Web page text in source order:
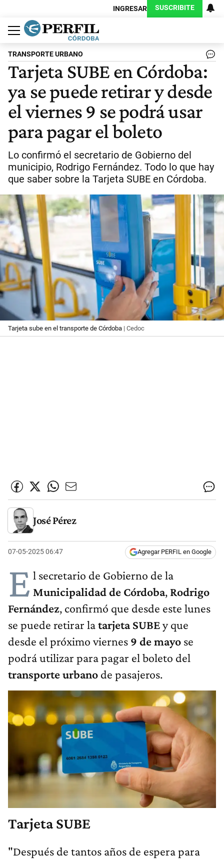
INGRESAR SUSCRIBITE
Política
Economía
Judiciales
Sociedad
Cultura
Espectáculos
Deportes
Protagonistas
TRANSPORTE URBANO
Tarjeta SUBE en Córdoba:
ya se puede retirar y desde
el viernes 9 se podrá usar
para pagar el boleto
Lo confirmó el secretario de Gobierno del
municipio, Rodrigo Fernández. Todo lo que hay
que saber sobre la Tarjeta SUBE en Córdoba.
Tarjeta sube en el transporte de Córdoba | Cedoc
José Pérez
07-05-2025 06:47 Agregar PERFIL en Google
E l secretario de Gobierno de la
Municipalidad de Córdoba, Rodrigo
Fernández, confirmó que desde este lunes
se puede retirar latarjeta SUBEy que
desde el próximo viernes 9 de mayo se
podrá utilizar para pagar el boleto del
transporte urbano de pasajeros.
Tarjeta SUBE
"Después de tantos años de espera para